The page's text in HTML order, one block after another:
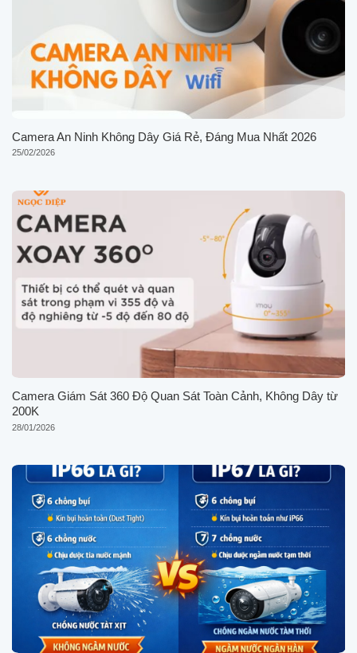
Camera An Ninh Không Dây Giá Rẻ, Đáng Mua Nhất 2026
25/02/2026
Camera Giám Sát 360 Độ Quan Sát Toàn Cảnh, Không Dây từ
200K
28/01/2026